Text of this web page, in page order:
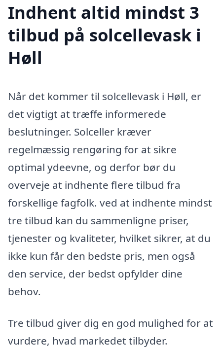
Indhent altid mindst 3
tilbud på solcellevask i
Høll
Når det kommer til solcellevask i Høll, er
det vigtigt at træffe informerede
beslutninger. Solceller kræver
regelmæssig rengøring for at sikre
optimal ydeevne, og derfor bør du
overveje at indhente flere tilbud fra
forskellige fagfolk. ved at indhente mindst
tre tilbud kan du sammenligne priser,
tjenester og kvaliteter, hvilket sikrer, at du
ikke kun får den bedste pris, men også
den service, der bedst opfylder dine
behov.
Tre tilbud giver dig en god mulighed for at
vurdere, hvad markedet tilbyder.